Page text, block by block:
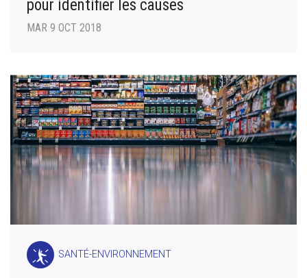
pour identifier les causes
MAR 9 OCT 2018
SANTÉ-ENVIRONNEMENT